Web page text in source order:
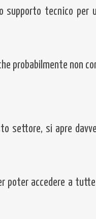
supporto tecnico
probabilmente non
settore, si apre
poter accedere a